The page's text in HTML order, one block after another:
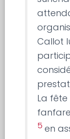
Callot
La
5 en